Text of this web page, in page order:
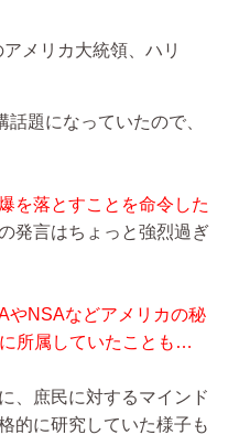
メリカ大統領、ハリ
題になっていたので、
を落とすことを命令した
発言はちょっと強烈過ぎ
やNSAなどアメリカの秘
所属していたことも…
、庶民に対するマインド
的に研究していた様子も